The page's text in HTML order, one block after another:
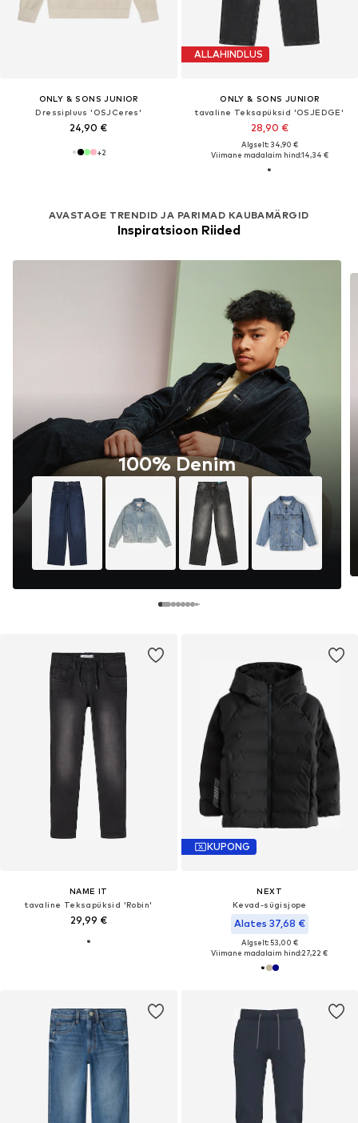
ONLY & SONS JUNIOR
Dressipluus 'OSJCeres'
24,90 €
+2
AVASTAGE TRENDID JA PARIMAD KAUBAMÄRGID
Inspiratsioon Riided
100% Denim
ALLAHINDLUS
ONLY & SONS JUNIOR
tavaline Teksapüksid 'OSJEDGE'
28,90 €
Algselt: 34,90 €
Viimane madalaim hind:14,34 €
NAME IT
tavaline Teksapüksid 'Robin'
29,99 €
KUPONG
NEXT
Kevad-sügisjope
Alates 37,68 €
Algselt: 53,00 €
Viimane madalaim hind:27,22 €